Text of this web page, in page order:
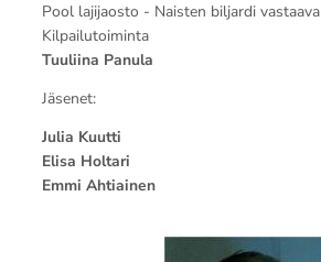
Pool lajijaosto - Naisten biljardi vastaava
Kilpailutoiminta
Tuuliina Panula
Jäsenet:
Julia Kuutti
Elisa Holtari
Emmi Ahtiainen